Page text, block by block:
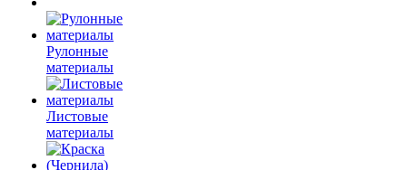
Рулонные
материалы
Листовые
материалы